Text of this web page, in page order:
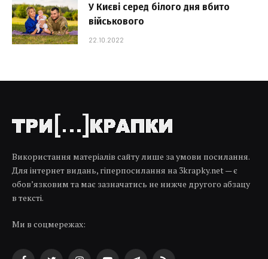
У Києві серед білого дня вбито
військового
22.10.2022
Використання матеріалів сайту лише за умови посилання.
Для інтернет видань, гіперпосилання на 3krapky.net — є
обов’язковим та має зазначатись не нижче другого абзацу
в тексті.
Ми в соцмережах: